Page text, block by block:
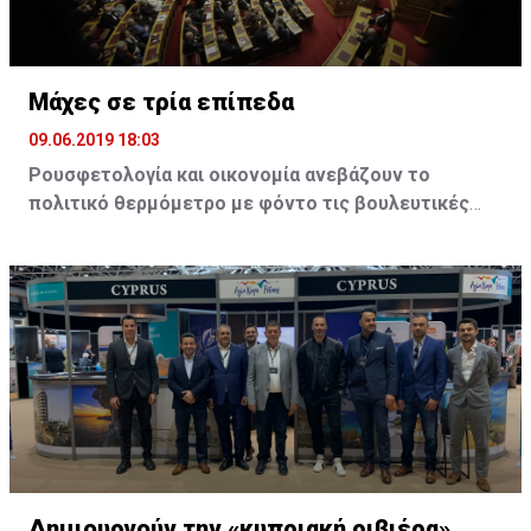
Μάχες σε τρία επίπεδα
09.06.2019 18:03
Ρουσφετολογία και οικονομία ανεβάζουν το
πολιτικό θερμόμετρο με φόντο τις βουλευτικές
Τσίπρας και Μητσοτάκης παίζουν τα ρέστα τους, σε
μια προσπάθεια να αυξήσουν την εκλογική τους
δύναμη. Στο ΚΙΝΑΛ η ρήξη Γεννηματά - Βενιζέλου
προκαλεί τριγμούς. Βαρουφάκης και Βελόπουλος
δίνουν μάχη για να μπουν στη βουλή
Η μεγάλη νίκη στις ευρωεκλογές για τη Νέα
Δημοκρατία έχει πλέον μεταφέρει τη συζήτηση
στον αν το κόμμα της αξιωματικής αντιπολίτευσης